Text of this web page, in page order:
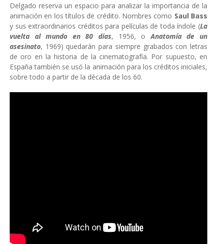
Delgado reserva un espacio para analizar la importancia de la
animación en los títulos de crédito. Nombres como Saul Bass
y sus extraordinarios créditos para películas de toda índole (La
vuelta al mundo en 80 días, 1956, oAnatomía de un
asesinato, 1969) quedarán para siempre grabados con letras
de oro en la historia de la cinematografía. Por supuesto, en
España también se usó la animación para los créditos iniciales,
sobre todo a partir de la década de los 60.